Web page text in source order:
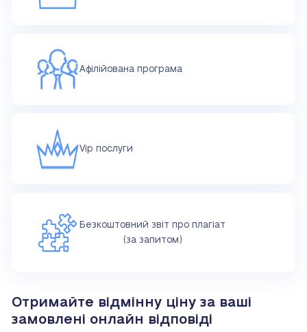
Афілійована програма
Vip послуги
Безкоштовний звіт про плагіат
(за запитом)
Отримайте відмінну ціну за ваші
замовлені онлайн відповіді